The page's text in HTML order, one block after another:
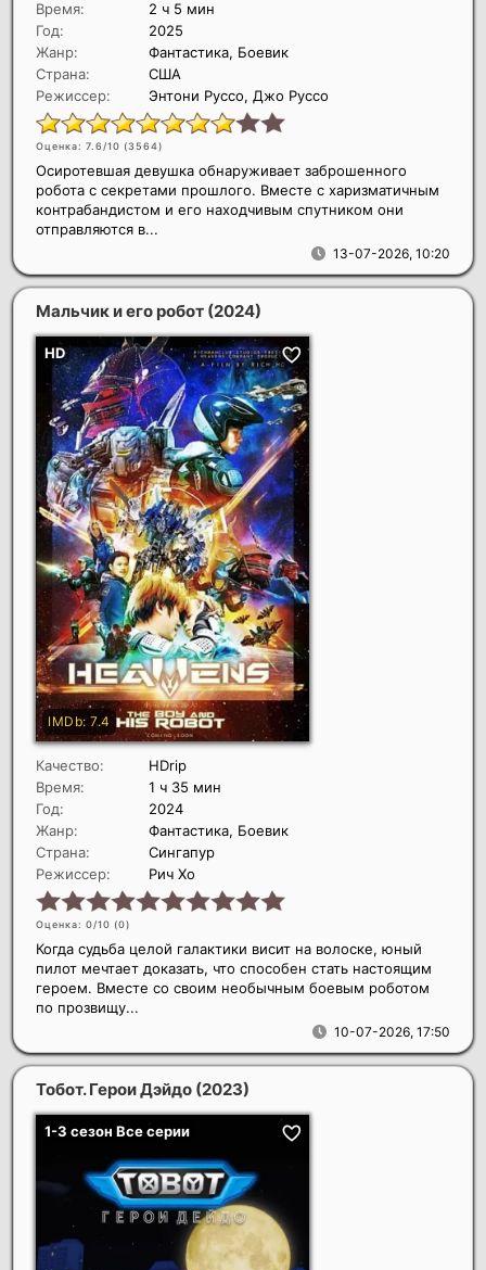
Время:
2 ч 5 мин
Год:
2025
Жанр:
Фантастика, Боевик
Страна:
США
Режиссер:
Энтони Руссо, Джо Руссо
Оценка: 7.6/10 (3564)
13-07-2026, 10:20
Осиротевшая девушка обнаруживает заброшенного
робота с секретами прошлого. Вместе с харизматичным
контрабандистом и его находчивым спутником они
отправляются в...
Мальчик и его робот (2024)
Качество:
HDrip
Время:
1 ч 35 мин
Год:
2024
Жанр:
Фантастика, Боевик
Страна:
Сингапур
Режиссер:
Рич Хо
Оценка: 0/10 (0)
10-07-2026, 17:50
Когда судьба целой галактики висит на волоске, юный
пилот мечтает доказать, что способен стать настоящим
героем. Вместе со своим необычным боевым роботом
по прозвищу...
Тобот. Герои Дэйдо (2023)